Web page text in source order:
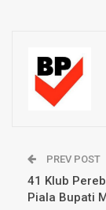
PREV POST
41 Klub
Piala Bupati